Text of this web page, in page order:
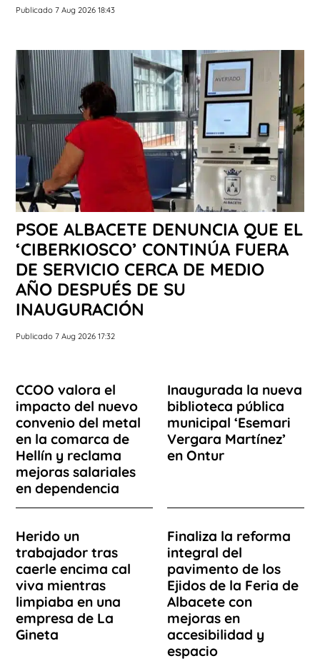
Publicado 7 Aug 2026 18:43
PSOE ALBACETE DENUNCIA QUE EL
‘CIBERKIOSCO’ CONTINÚA FUERA
DE SERVICIO CERCA DE MEDIO
AÑO DESPUÉS DE SU
INAUGURACIÓN
Publicado 7 Aug 2026 17:32
CCOO valora el
impacto del nuevo
convenio del metal
en la comarca de
Hellín y reclama
mejoras salariales
en dependencia
Inaugurada la nueva
biblioteca pública
municipal ‘Esemari
Vergara Martínez’
en Ontur
Herido un
trabajador tras
caerle encima cal
viva mientras
limpiaba en una
empresa de La
Gineta
Finaliza la reforma
integral del
pavimento de los
Ejidos de la Feria de
Albacete con
mejoras en
accesibilidad y
espacio